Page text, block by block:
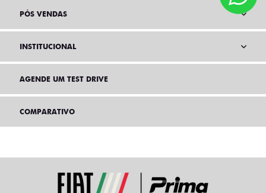
PÓS VENDAS
INSTITUCIONAL
AGENDE UM TEST DRIVE
COMPARATIVO